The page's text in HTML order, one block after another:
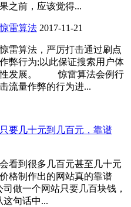
之前，应该觉得...
雷算法 2017-11-21
雷算法，严厉打击通过刷点
弊行为;以此保证搜索用户体
性发展。 惊雷算法会例行
流量作弊的行为进...
要几十元到几百元，靠谱
看到很多几百元甚至几十元
格制作出的网站真的靠谱
做一个网站只要几百块钱，
这句话中...